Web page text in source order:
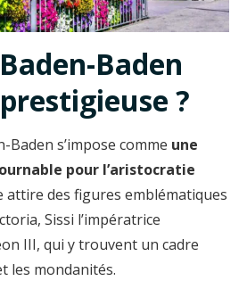
Baden
?
Baden s’impose comme une
pour l’aristocratie
attire des figures emblématiques
Sissi l’impératrice
III, qui y trouvent un cadre
les mondanités.